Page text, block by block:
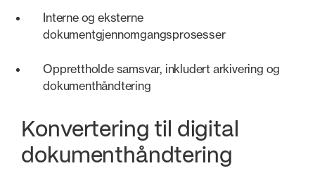
Interne og eksterne
dokumentgjennomgangsprosesser
Opprettholde samsvar, inkludert arkivering og
dokumenthåndtering
Konvertering til digital
dokumenthåndtering